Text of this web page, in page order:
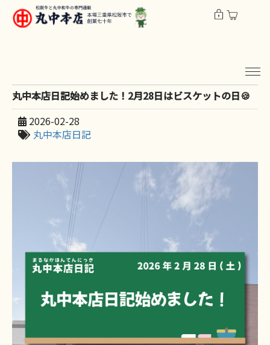
丸中本店日記始めました！2月28日はビスケットの日🍪
2026-02-28
丸中本店日記